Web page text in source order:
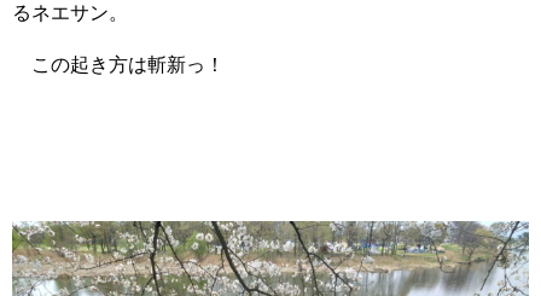
るネエサン。
この起き方は斬新っ！